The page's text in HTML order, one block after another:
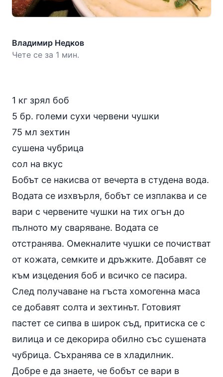
Владимир Недков
Чете се за 1 мин.
1 кг зрял боб
5 бр. големи сухи червени чушки
75 мл зехтин
сушена чубрица
сол на вкус
Бобът се накисва от вечерта в студена вода.
Водата се изхвърля, бобът се изплаква и се
вари с червените чушки на тих огън до
пълното му сваряване. Водата се
отстранява. Омекналите чушки се почистват
от кожата, семките и дръжките. Добавят се
към изцедения боб и всичко се пасира.
След получаване на гъста хомогенна маса
се добавят солта и зехтинът. Готовият
пастет се сипва в широк съд, притиска се с
вилица и се декорира обилно със сушената
чубрица. Съхранява се в хладилник.
Добре е да знаете, че бобът се вари в